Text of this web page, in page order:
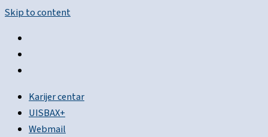
Skip to content
Karijer centar
UISBAX+
Webmail